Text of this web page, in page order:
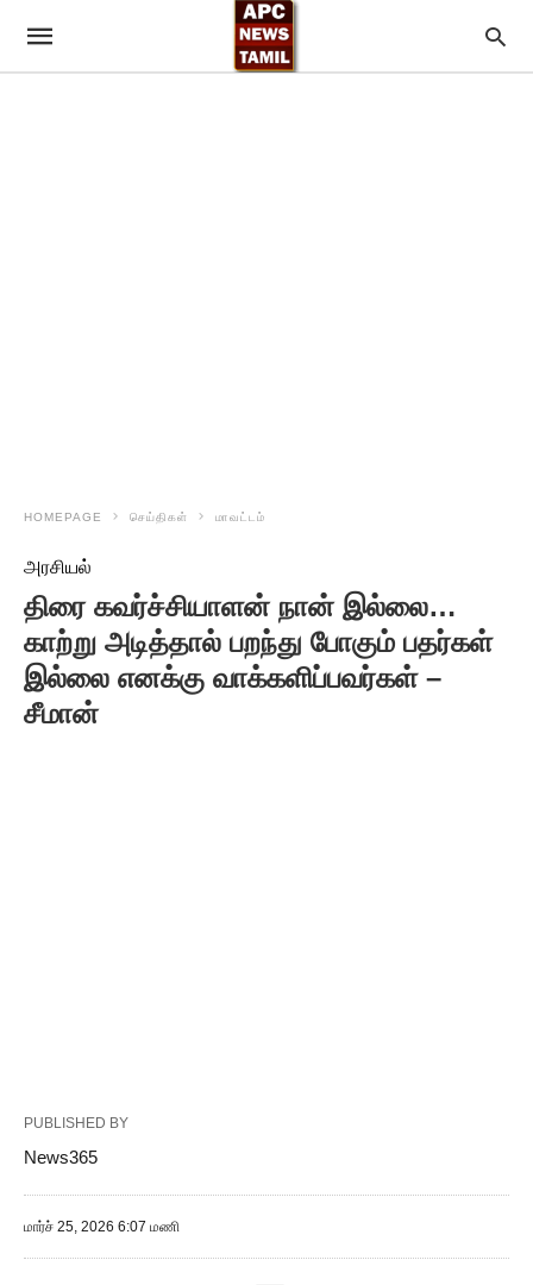
HOMEPAGE செய்திகள் மாவட்டம்
அரசியல்
திரை கவர்ச்சியாளன் நான் இல்லை…
காற்று அடித்தால் பறந்து போகும் பதர்கள்
இல்லை எனக்கு வாக்களிப்பவர்கள் –
சீமான்
PUBLISHED BY
News365
மார்ச் 25, 2026 6:07 மணி